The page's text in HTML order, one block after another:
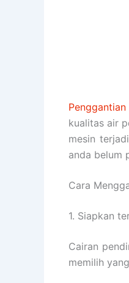
kualitas air
mesin
anda belum
Cara
1. Siapkan
Cairan
memilih